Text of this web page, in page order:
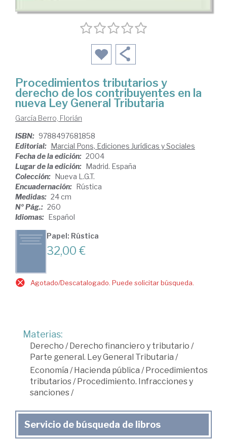
Procedimientos tributarios y
derecho de los contribuyentes en la
nueva Ley General Tributaria
García Berro, Florián
ISBN: 9788497681858
Editorial: Marcial Pons, Ediciones Jurídicas y Sociales
Fecha de la edición: 2004
Lugar de la edición: Madrid. España
Colección: Nueva L.G.T.
Encuadernación: Rústica
Medidas: 24 cm
Nº Pág.: 260
Idiomas: Español
Papel: Rústica
32,00 €
Agotado/Descatalogado. Puede solicitar búsqueda.
Materias:
Derecho /Derecho financiero y tributario /
Parte general. Ley General Tributaria /
Economía /Hacienda pública /Procedimientos
tributarios/Procedimiento. Infracciones y
sanciones/
Servicio de búsqueda de libros